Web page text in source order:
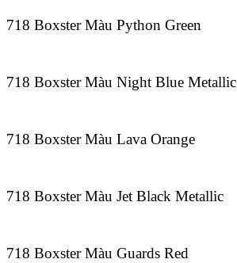
718 Boxster Màu Python Green
718 Boxster Màu Night Blue Metallic
718 Boxster Màu Lava Orange
718 Boxster Màu Jet Black Metallic
718 Boxster Màu Guards Red